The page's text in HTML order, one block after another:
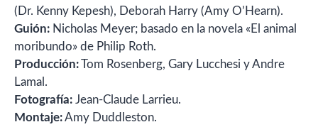
(Dr. Kenny Kepesh), Deborah Harry (Amy O’Hearn).
Guión: Nicholas Meyer; basado en la novela «El animal
moribundo» de Philip Roth.
Producción:Tom Rosenberg, Gary Lucchesi y Andre
Lamal.
Fotografía: Jean-Claude Larrieu.
Montaje:Amy Duddleston.